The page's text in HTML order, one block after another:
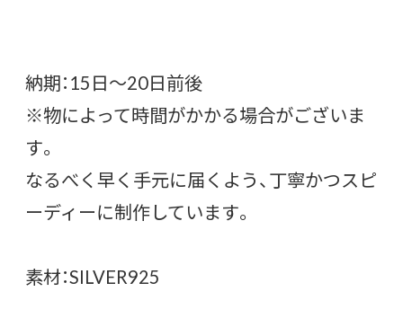
納期：15日～20日前後
※物によって時間がかかる場合がございま
す。
なるべく早く手元に届くよう、丁寧かつスピ
ーディーに制作しています。
素材：SILVER925